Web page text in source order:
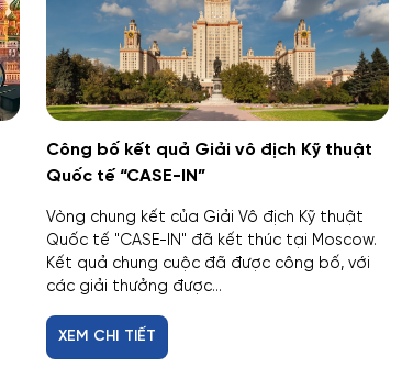
Công bố kết quả Giải vô địch Kỹ thuật
Quốc tế “CASE-IN”
Vòng chung kết của Giải Vô địch Kỹ thuật
Quốc tế "CASE-IN" đã kết thúc tại Moscow.
Kết quả chung cuộc đã được công bố, với
các giải thưởng được...
XEM CHI TIẾT